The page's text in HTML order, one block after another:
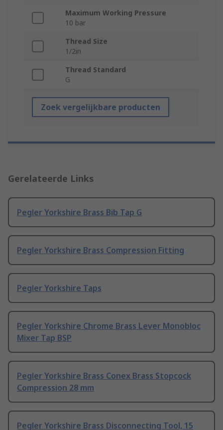
Maximum Working Pressure
10 bar
Thread Size
1/2in
Thread Standard
G
Zoek vergelijkbare producten
Gerelateerde Links
Pegler Yorkshire Brass Bib Tap G
Pegler Yorkshire Brass Compression Fitting
Pegler Yorkshire Taps
Pegler Yorkshire Chrome Brass Lever Monobloc
Mixer Tap BSP
Pegler Yorkshire Brass Conex Brass Stopcock
Compression 28 mm
Pegler Yorkshire Brass Disconnecting Tool, 15